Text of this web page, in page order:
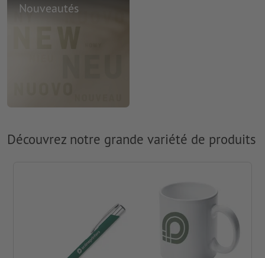
Nouveautés
Découvrez notre grande variété de produits